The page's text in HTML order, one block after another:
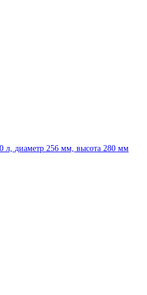
л, диаметр 256 мм, высота 280 мм